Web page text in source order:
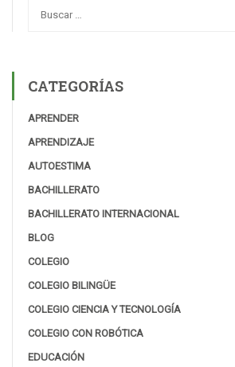
CATEGORÍAS
APRENDER
APRENDIZAJE
AUTOESTIMA
BACHILLERATO
BACHILLERATO INTERNACIONAL
BLOG
COLEGIO
COLEGIO BILINGÜE
COLEGIO CIENCIA Y TECNOLOGÍA
COLEGIO CON ROBÓTICA
EDUCACIÓN